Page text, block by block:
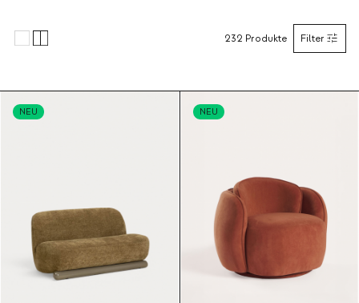
Farbpalette entworfen. Selbstverständlich zeichnen sich alle
Sofas durch die gewohnt hohe Qualität von
The Masieaus.
Filter
232 Produkte
NEU NEU